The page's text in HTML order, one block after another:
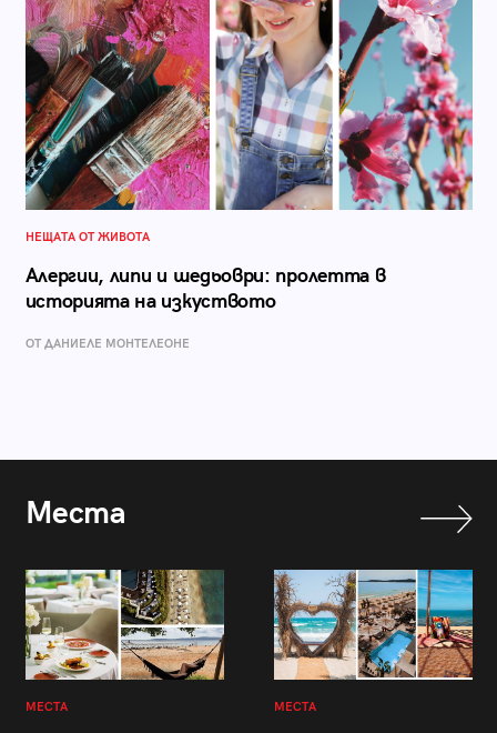
НЕЩАТА ОТ ЖИВОТА
Алергии, липи и шедьоври: пролетта в
историята на изкуството
ОТ ДАНИЕЛЕ МОНТЕЛЕОНЕ
Места
МЕСТА МЕСТА